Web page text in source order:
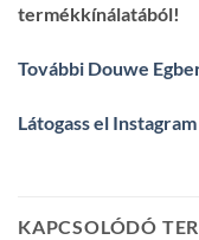
termékkínálatából!
További Douwe
Látogass el
KAPCSOLÓDÓ